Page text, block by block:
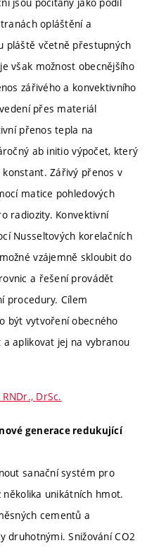
opláštění a
pláště včetně přestupných
však možnost obecnějšího
zářivého a konvektivního
přes materiál
přenos tepla na
ab initio výpočet, který
konstant. Zářivý přenos v
matice pohledových
radiozity. Konvektivní
Nusseltových korelačních
vzájemně skloubit do
a řešení provádět
procedury. Cílem
být vytvoření obecného
aplikovat jej na vybranou
DrSc.
generace redukující
sanační systém pro
několika unikátních hmot.
cementů a
druhotnými. Snižování CO2